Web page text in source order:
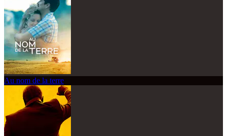
Au nom de la terre